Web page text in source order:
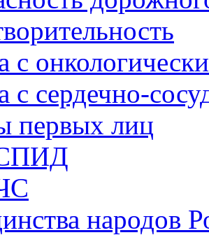
с
с сердечно-
первых лиц
народов